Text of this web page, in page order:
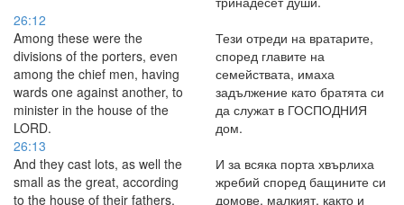
26:12
Among these were the
divisions of the porters, even
among the chief men, having
wards one against another, to
minister in the house of the
LORD.
Тези отреди на вратарите,
според главите на
семействата, имаха
задължение като братята си
да служат в ГОСПОДНИЯ
дом.
26:13
And they cast lots, as well the
small as the great, according
to the house of their fathers,
И за всяка порта хвърлиха
жребий според бащините си
домове, малкият, както и